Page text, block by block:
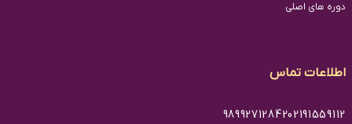
دوره های اصلی
اطلاعات تماس
02191559112
98992712842